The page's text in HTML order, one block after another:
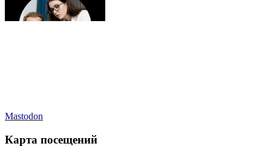
Mastodon
Карта посещений